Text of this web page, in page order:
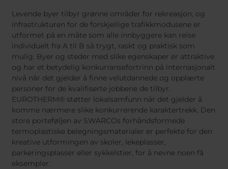
Dansk
Africa
Albania
Austria
Armenia
Belgium
Bulgaria
Chile
Czech
Finland
France
Germany
Iceland
Italy
Jamaica
Latvia
Moldavia
Netherlands
Norway
Levende byer tilbyr grønne områder for rekreasjon, og
infrastrukturen for de forskjellige trafikkmodusene er
utformet på en måte som alle innbyggere kan reise
individuelt fra A til B så trygt, raskt og praktisk som
mulig. Byer og steder med slike egenskaper er attraktive
og har et betydelig konkurransefortrinn på internasjonalt
nivå når det gjelder å finne velutdannede og opplærte
personer for de kvalifiserte jobbene de tilbyr.
EUROTHERM® støtter lokalsamfunn når det gjelder å
komme nærmere slike konkurrerende karaktertrekk. Den
store porteføljen av SWARCOs forhåndsformede
termoplastiske belegningsmaterialer er perfekte for den
kreative utformingen av skoler, lekeplasser,
parkeringsplasser eller sykkelstier, for å nevne noen få
eksempler.